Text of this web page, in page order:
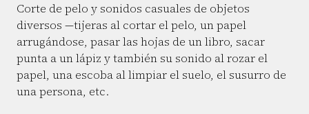
Corte de pelo y sonidos casuales de objetos
diversos —tijeras al cortar el pelo, un papel
arrugándose, pasar las hojas de un libro, sacar
punta a un lápiz y también su sonido al rozar el
papel, una escoba al limpiar el suelo, el susurro de
una persona, etc.